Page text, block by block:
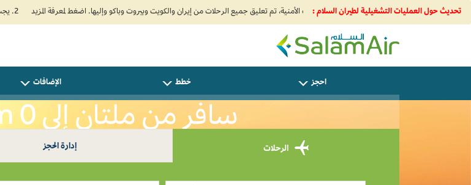
تحديث حول العمليات التشغيلية لطيران السلام : 2. يجب على المسافرين المتجهين إلى الهند تعبئة نموذج الإقرار الصحي الذاتي (Air Suvidha) الإلزامي قبل موعد الوصول بـ 24 ساعة على الأقل. اضغط هنا للدخول إلى بوابة Air Suvidha.
SalamAir
احجز خطط الإضافات
سافر من ملتان إلى Khartoum 0
الرحلات إدارة الحجز